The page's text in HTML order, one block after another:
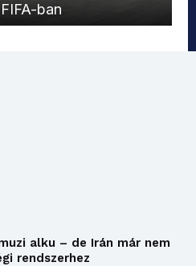
ban
alku – de Irán már nem
rendszerhez